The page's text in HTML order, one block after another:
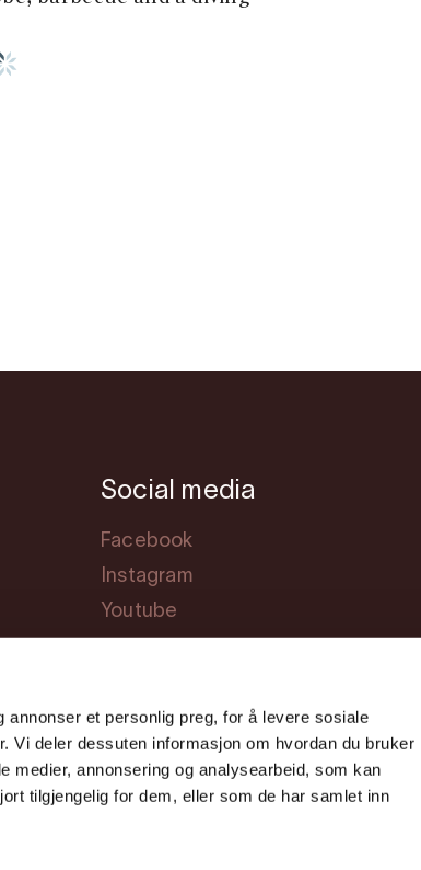
et personlig preg, for å levere sosiale
Vi deler dessuten informasjon om hvordan du bruker
medier, annonsering og analysearbeid, som kan
tilgjengelig for dem, eller som de har samlet inn
Social media
Facebook
Instagram
Youtube